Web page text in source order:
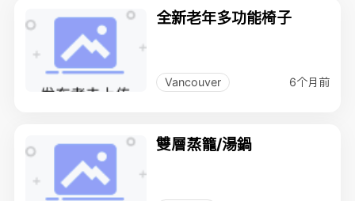
全新老年多功能椅子
Vancouver 6个月前
雙層蒸籠/湯鍋